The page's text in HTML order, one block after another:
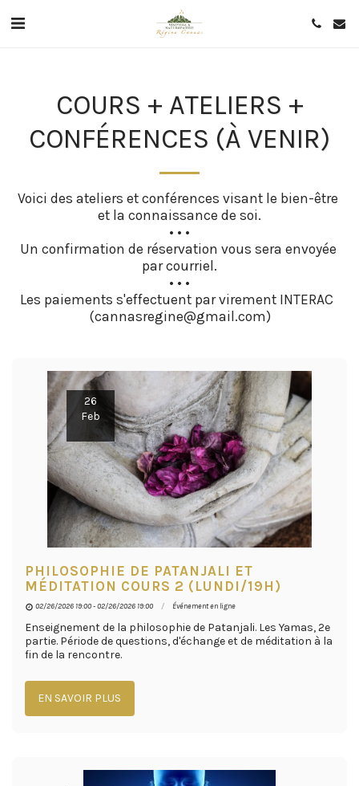
COURS + ATELIERS +
CONFÉRENCES (À VENIR)
Voici des ateliers et conférences visant le bien-être
et la connaissance de soi.
• • •
Un confirmation de réservation vous sera envoyée
par courriel.
• • •
Les paiements s'effectuent par virement INTERAC
(cannasregine@gmail.com)
26
Feb
PHILOSOPHIE DE PATANJALI ET
MÉDITATION COURS 2 (LUNDI/19H)
02/26/2026 19:00 - 02/26/2026 19:00 Événement en ligne
Enseignement de la philosophie de Patanjali. Les Yamas, 2e
partie. Période de questions, d'échange et de méditation à la
fin de la rencontre.
EN SAVOIR PLUS